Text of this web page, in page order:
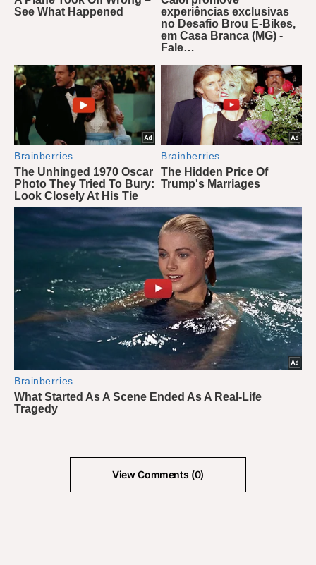
View Comments (0)